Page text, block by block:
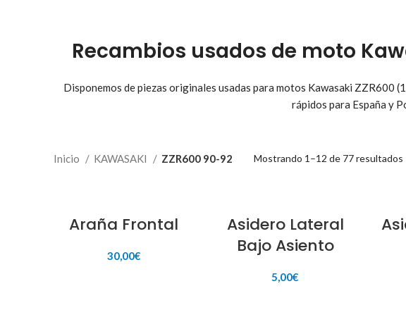
Recambios usados de moto
Disponemos de piezas originales usadas para motos Kawasaki ZZR600
rápidos para España y
Inicio KAWASAKI ZZR600 90-92 Mostrando 1–12 de 77 resultados
Araña Frontal
30,00€
Asidero Lateral
Bajo Asiento
5,00€